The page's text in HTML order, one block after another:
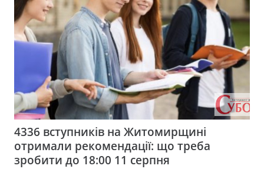
4336 вступників на Житомирщині
отримали рекомендації: що треба
зробити до 18:00 11 серпня